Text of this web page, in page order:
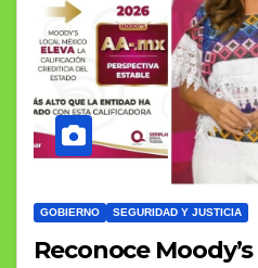
GOBIERNO SEGURIDAD Y JUSTICIA
Reconoce